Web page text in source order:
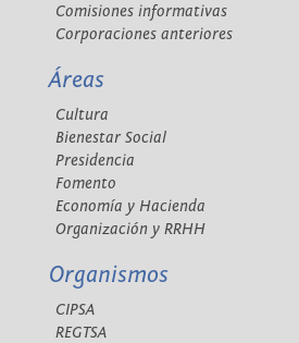
Comisiones informativas
Corporaciones anteriores
Áreas
Cultura
Bienestar Social
Presidencia
Fomento
Economía y Hacienda
Organización y RRHH
Organismos
CIPSA
REGTSA